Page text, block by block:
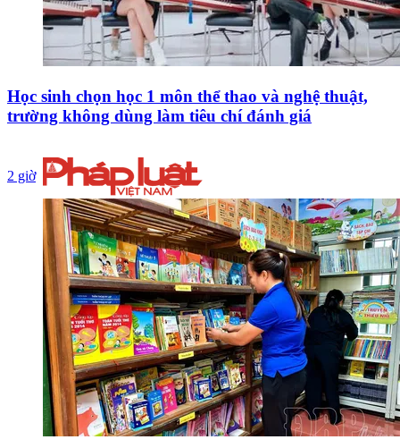
Học sinh chọn học 1 môn thể thao và nghệ thuật,
trường không dùng làm tiêu chí đánh giá
2 giờ